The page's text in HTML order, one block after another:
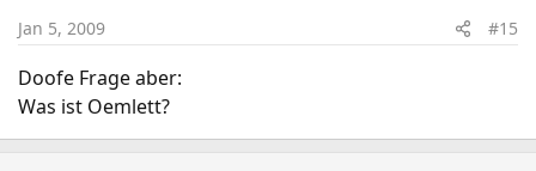
Jan 5, 2009 #15
Doofe Frage aber:
Was ist Oemlett?